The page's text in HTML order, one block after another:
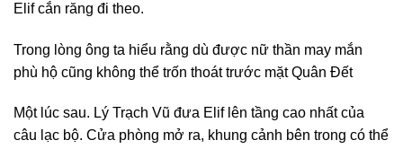
Elif cắn răng đi theo.
Trong lòng ông ta hiểu rằng dù được nữ thần may mắn
phù hộ cũng không thể trốn thoát trước mặt Quân Đết
Một lúc sau. Lý Trạch Vũ đưa Elif lên tầng cao nhất của
câu lạc bộ. Cửa phòng mở ra, khung cảnh bên trong có thể